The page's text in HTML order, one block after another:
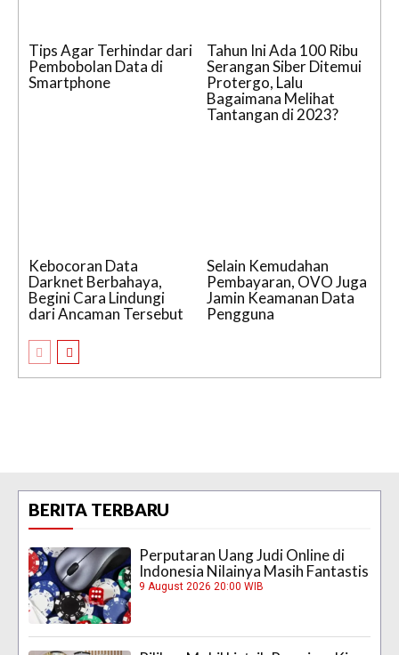
Tips Agar Terhindar dari
Pembobolan Data di
Smartphone
Tahun Ini Ada 100 Ribu
Serangan Siber Ditemui
Protergo, Lalu
Bagaimana Melihat
Tantangan di 2023?
Kebocoran Data
Darknet Berbahaya,
Begini Cara Lindungi
dari Ancaman Tersebut
Selain Kemudahan
Pembayaran, OVO Juga
Jamin Keamanan Data
Pengguna
BERITA TERBARU
Perputaran Uang Judi Online di
Indonesia Nilainya Masih Fantastis
9 August 2026 20:00 WIB